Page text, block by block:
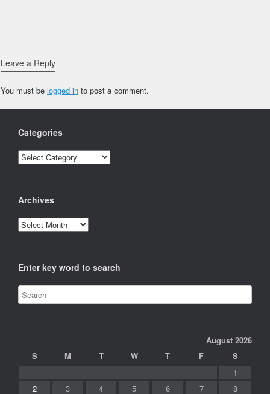
Leave a Reply
You must be logged in to post a comment.
Categories
Categories
Archives
Archives
Enter key word to search
August 2026
S
M T W T F
S
1
2
3 4 5 6 7 8